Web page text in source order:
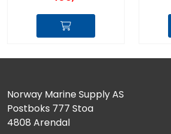
Norway Marine Supply AS
Postboks 777 Stoa
4808 Arendal